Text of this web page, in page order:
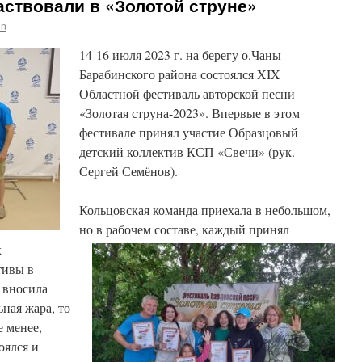
в «Золотой струне»
14-16 июля 2023 г. на берегу о.Чаны
Барабинского района состоялся XIX
Областной фестиваль авторской песни
«Золотая струна-2023». Впервые в этом
фестивале принял участие Образцовый
детский коллектив КСП «Свечи» (рук.
Сергей Семёнов).
Кольцовская команда приехала в небольшом,
но в рабочем составе, каждый принял
в
жара, то
менее,
и